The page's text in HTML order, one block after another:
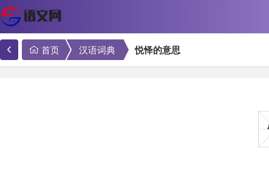
首页 汉语词典 悦怿的意思